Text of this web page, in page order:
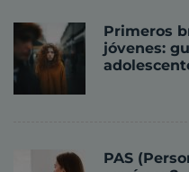
Primeros
jóvenes:
PAS